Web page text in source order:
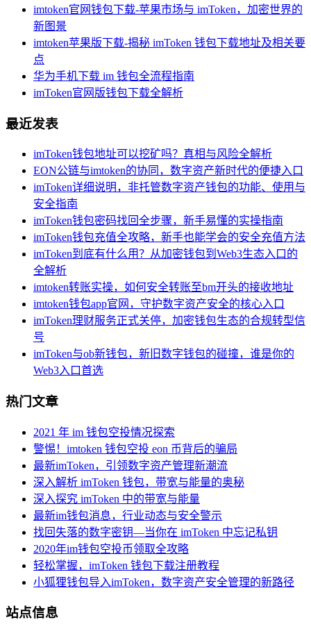
imtoken官网钱包下载-苹果市场与 imToken，加密世界的
新图景
imtoken苹果版下载-揭秘 imToken 钱包下载地址及相关要
点
华为手机下载 im 钱包全流程指南
imToken官网版钱包下载全解析
最近发表
imToken钱包地址可以挖矿吗？真相与风险全解析
EON公链与imtoken的协同，数字资产新时代的便捷入口
imToken详细说明，非托管数字资产钱包的功能、使用与
安全指南
imToken钱包密码找回全步骤，新手易懂的实操指南
imToken钱包充值全攻略，新手也能学会的安全充值方法
imToken到底有什么用？从加密钱包到Web3生态入口的
全解析
imtoken转账实操，如何安全转账至bm开头的接收地址
imtoken钱包app官网，守护数字资产安全的核心入口
imToken理财服务正式关停，加密钱包生态的合规转型信
号
imToken与ob新钱包，新旧数字钱包的碰撞，谁是你的
Web3入口首选
热门文章
2021 年 im 钱包空投情况探索
警惕！imtoken 钱包空投 eon 币背后的骗局
最新imToken，引领数字资产管理新潮流
深入解析 imToken 钱包，带宽与能量的奥秘
深入探究 imToken 中的带宽与能量
最新im钱包消息，行业动态与安全警示
找回失落的数字密钥—当你在 imToken 中忘记私钥
2020年im钱包空投币领取全攻略
轻松掌握，imToken 钱包下载注册教程
小狐狸钱包导入imToken，数字资产安全管理的新路径
站点信息